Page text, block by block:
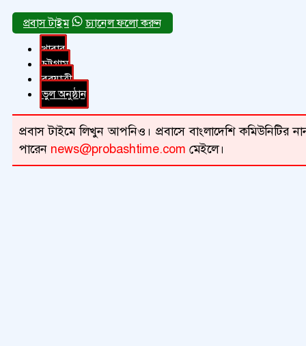
চ্যানেল ফলো করুন
খাবার
চট্টগ্রাম
বরযাত্রী
ভুল অনুষ্ঠান
প্রবাস টাইমে লিখুন আপনিও। প্রবাসে বাংলাদেশি কমিউনিটির
পারেন news@probashtime.com মেইলে।